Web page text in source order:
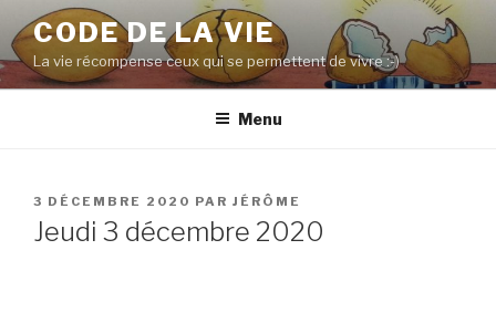
au
contenu
principal
CODE DE LA VIE
La vie récompense ceux qui se permettent de vivre :-)
Menu
PUBLIÉ
LE
3 DÉCEMBRE 2020 PAR JÉRÔME
Jeudi 3 décembre 2020